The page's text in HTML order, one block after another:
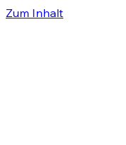
Zum Inhalt